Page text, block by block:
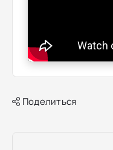
Поделиться